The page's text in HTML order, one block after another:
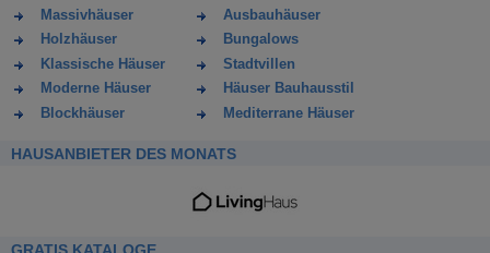
Massivhäuser
Ausbauhäuser
Holzhäuser
Bungalows
Klassische Häuser
Stadtvillen
Moderne Häuser
Häuser Bauhausstil
Blockhäuser
Mediterrane Häuser
HAUSANBIETER DES MONATS